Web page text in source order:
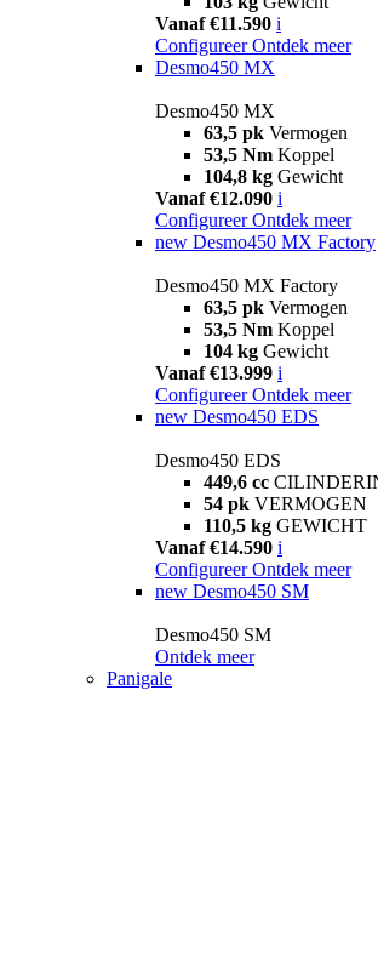
Vanaf €11.590 i
Configureer Ontdek meer
Desmo450 MX
Desmo450 MX
63,5 pk Vermogen
53,5 Nm Koppel
104,8 kg Gewicht
Vanaf €12.090 i
Configureer Ontdek meer
new Desmo450 MX Factory
Desmo450 MX Factory
63,5 pk Vermogen
53,5 Nm Koppel
104 kg Gewicht
Vanaf €13.999 i
Configureer Ontdek meer
new Desmo450 EDS
Desmo450 EDS
449,6 cc
54 pk VERMOGEN
110,5 kg GEWICHT
Vanaf €14.590 i
Configureer Ontdek meer
new Desmo450 SM
Desmo450 SM
Ontdek meer
Panigale